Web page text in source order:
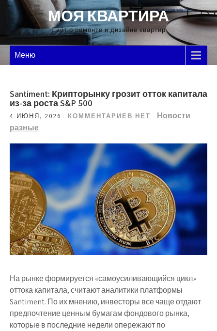
Перейти
содержимому
МОЯ КВАРТИРА
Сайт о ремонте и дизайне квартир
Меню
Santiment: Крипторынку грозит отток капитала
из-за роста S&P 500
4 ИЮНЯ, 2026 КОММЕНТАРИЕВ НЕТ
Новости
разные
На рынке формируется «самоусиливающийся цикл»
оттока капитала, считают аналитики платформы
Santiment. По их мнению, инвесторы все чаще отдают
предпочтение ценным бумагам фондового рынка,
которые в последние недели опережают по